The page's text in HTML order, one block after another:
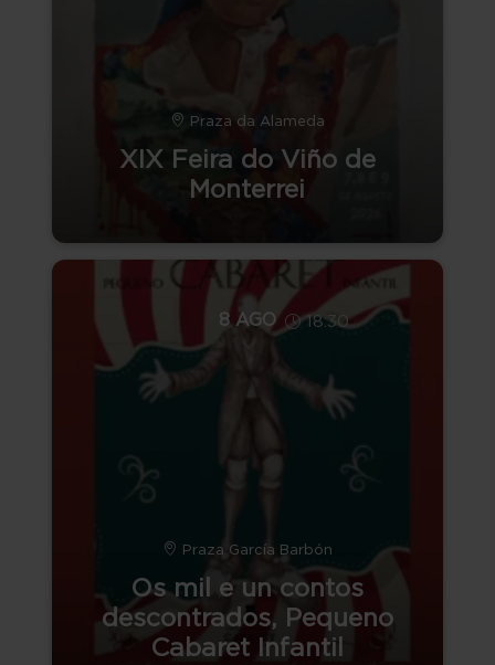
Praza da Alameda
XIX Feira do Viño de
Monterrei
8 AGO 18:30
Praza García Barbón
Os mil e un contos
descontrados, Pequeno
Cabaret Infantil